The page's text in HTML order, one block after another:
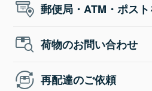
郵便局・ATM・ポス
荷物のお問い合わせ
再配達のご依頼